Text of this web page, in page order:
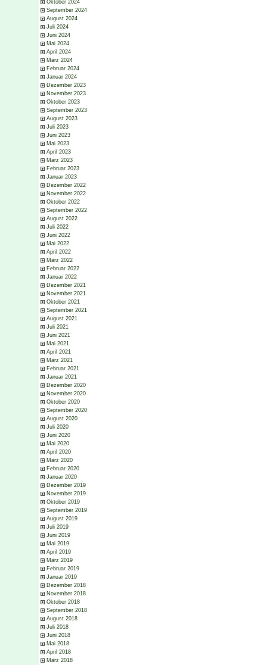
Oktober 2024
September 2024
August 2024
Juli 2024
Juni 2024
Mai 2024
April 2024
März 2024
Februar 2024
Januar 2024
Dezember 2023
November 2023
Oktober 2023
September 2023
August 2023
Juli 2023
Juni 2023
Mai 2023
April 2023
März 2023
Februar 2023
Januar 2023
Dezember 2022
November 2022
Oktober 2022
September 2022
August 2022
Juli 2022
Juni 2022
Mai 2022
April 2022
März 2022
Februar 2022
Januar 2022
Dezember 2021
November 2021
Oktober 2021
September 2021
August 2021
Juli 2021
Juni 2021
Mai 2021
April 2021
März 2021
Februar 2021
Januar 2021
Dezember 2020
November 2020
Oktober 2020
September 2020
August 2020
Juli 2020
Juni 2020
Mai 2020
April 2020
März 2020
Februar 2020
Januar 2020
Dezember 2019
November 2019
Oktober 2019
September 2019
August 2019
Juli 2019
Juni 2019
Mai 2019
April 2019
März 2019
Februar 2019
Januar 2019
Dezember 2018
November 2018
Oktober 2018
September 2018
August 2018
Juli 2018
Juni 2018
Mai 2018
April 2018
März 2018